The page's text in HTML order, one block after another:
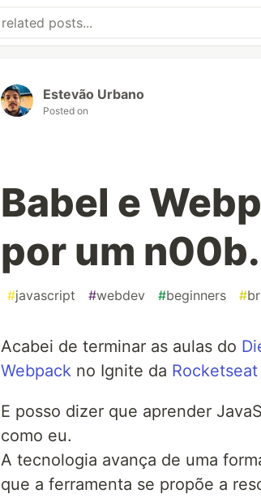
Estevão Urbano
Posted on
Babel e
por um n00b.
#javascript #webdev #beginners #
Acabei de terminar as aulas do
Webpack no Ignite da Rocketseat
E posso dizer que aprender
como eu.
A tecnologia avança de uma
que a ferramenta se propõe a